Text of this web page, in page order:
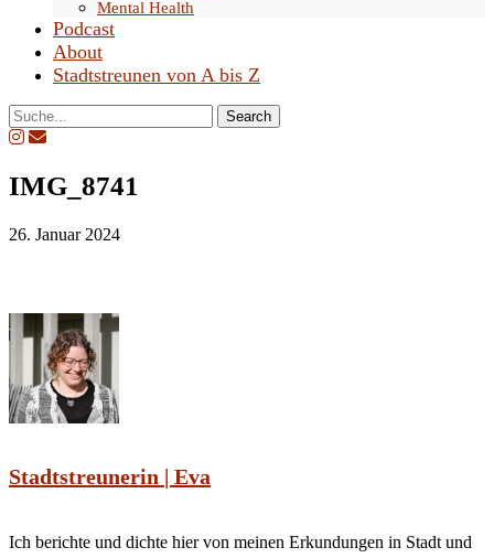
Mental Health
Podcast
About
Stadtstreunen von A bis Z
Search
IMG_8741
26. Januar 2024
Stadtstreunerin | Eva
Ich berichte und dichte hier von meinen Erkundungen in Stadt und